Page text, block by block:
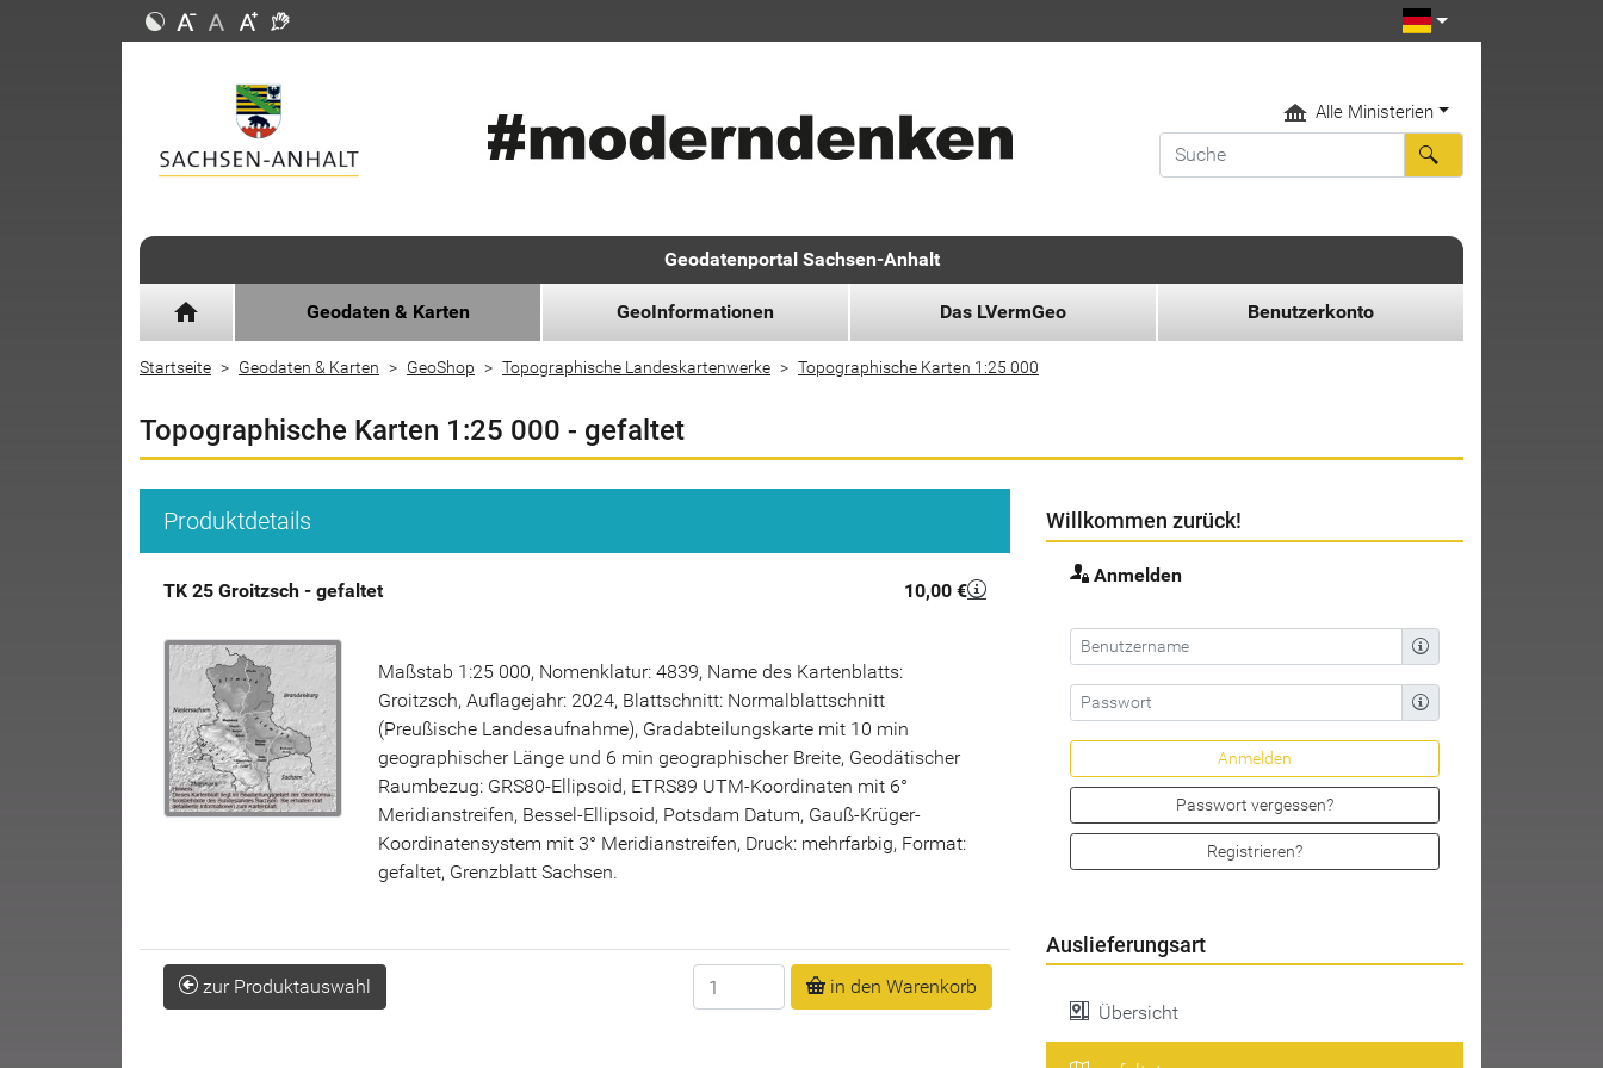
Alle Ministerien
Geodatenportal Sachsen-Anhalt
home Geodaten & Karten GeoInformationen Das LVermGeo Benutzerkonto
Startseite Geodaten & Karten GeoShop Topographische Landeskartenwerke Topographische Karten 1:25 000
Topographische Karten 1:25 000 - gefaltet
Produktdetails
TK 25 Groitzsch - gefaltet 10,00 €
Maßstab 1:25 000, Nomenklatur: 4839, Name des Kartenblatts:
Groitzsch, Auflagejahr: 2024, Blattschnitt: Normalblattschnitt
(Preußische Landesaufnahme), Gradabteilungskarte mit 10 min
geographischer Länge und 6 min geographischer Breite, Geodätischer
Raumbezug: GRS80-Ellipsoid, ETRS89 UTM-Koordinaten mit 6°
Meridianstreifen, Bessel-Ellipsoid, Potsdam Datum, Gauß-Krüger-
Koordinatensystem mit 3° Meridianstreifen, Druck: mehrfarbig, Format:
gefaltet, Grenzblatt Sachsen.
zur Produktauswahl Anzahl in den Warenkorb
Willkommen zurück!
Anmelden
Passwort vergessen?
Registrieren?
Auslieferungsart
Übersicht